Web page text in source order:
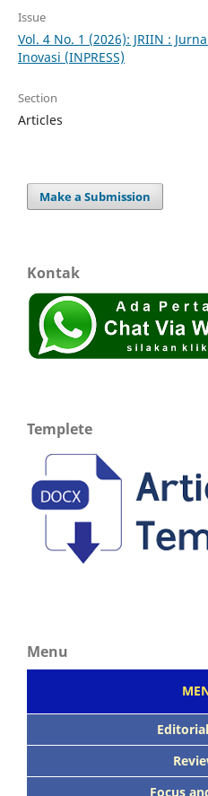
Issue
Vol. 4 No. 1 (2026): JRIIN :
Inovasi (INPRESS)
Section
Articles
Make a Submission
Kontak
Templete
Menu
Focus